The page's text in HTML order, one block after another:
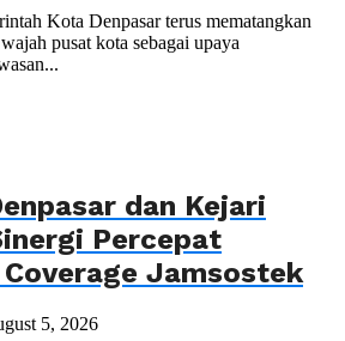
Kota Denpasar terus mematangkan
pusat kota sebagai upaya
dan Kejari
Percepat
Jamsostek
5, 2026